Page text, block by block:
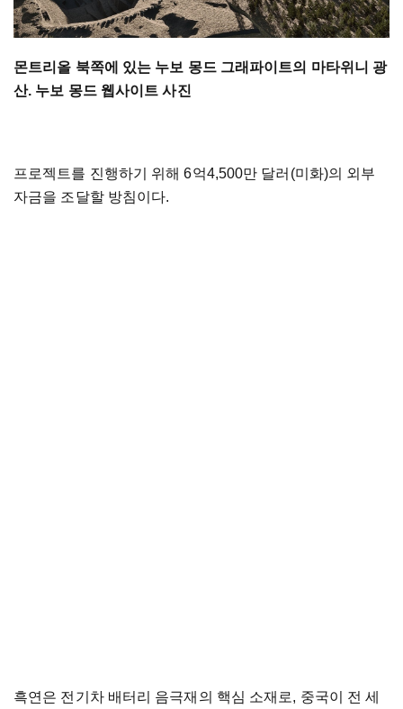
몬트리올 북쪽에 있는 누보 몽드 그래파이트의 마타위니 광
산. 누보 몽드 웹사이트 사진
프로젝트를 진행하기 위해 6억4,500만 달러(미화)의 외부
자금을 조달할 방침이다.
흑연은 전기차 배터리 음극재의 핵심 소재로, 중국이 전 세